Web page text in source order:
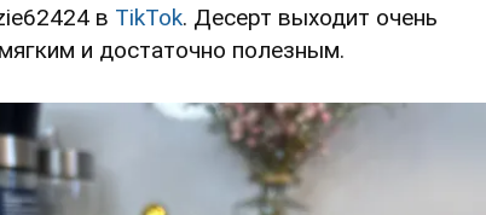
в TikTok. Десерт выходит очень
и достаточно полезным.